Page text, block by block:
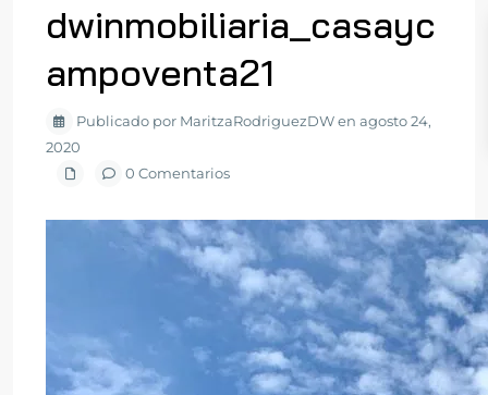
dwinmobiliaria_casayc
ampoventa21
Publicado por MaritzaRodriguezDW en agosto 24,
2020
0 Comentarios